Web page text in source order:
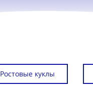
Ростовые куклы